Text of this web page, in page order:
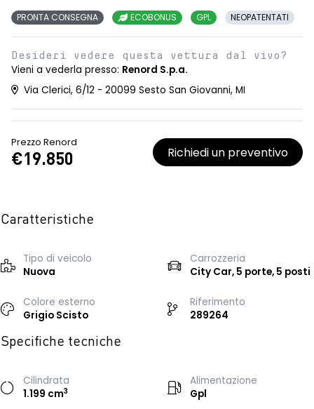
PRONTA CONSEGNA ECOBONUS GPL NEOPATENTATI
Desideri vedere questa vettura dal vivo?
Vieni a vederla presso: Renord S.p.a.
Via Clerici, 6/12 - 20099 Sesto San Giovanni, MI
Prezzo Renord
€19.850 Richiedi un preventivo
Caratteristiche
Tipo di veicolo
Nuova
Carrozzeria
City Car, 5 porte, 5 posti
Colore esterno
Grigio Scisto
Riferimento
289264
Specifiche tecniche
Cilindrata
1.199 cm3
Alimentazione
Gpl